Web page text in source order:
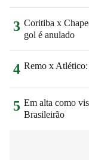
3 Coritiba x
gol é anulado
4 Remo x Atlético:
5 Em alta como
Brasileirão